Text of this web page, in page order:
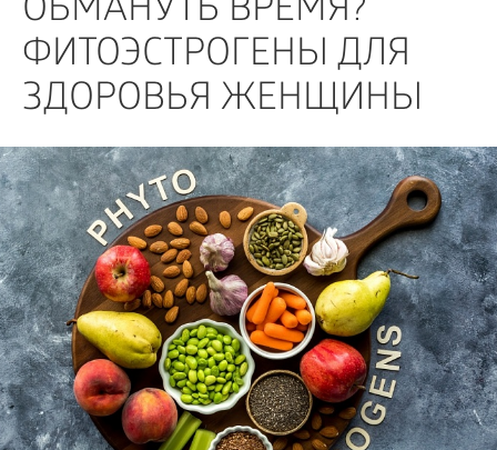
ОБМАНУТЬ ВРЕМЯ?
ФИТОЭСТРОГЕНЫ ДЛЯ
ЗДОРОВЬЯ ЖЕНЩИНЫ
БИЗНЕС